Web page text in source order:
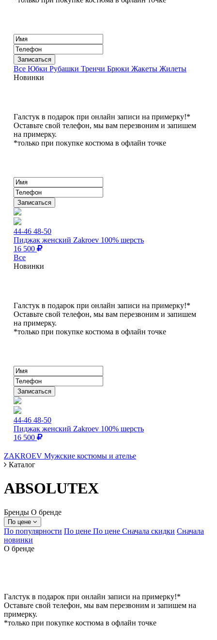
Все Юбки Рубашки Тренчи Брюки Жакеты Жилеты
Новинки
Галстук в подарок при онлайн записи на примерку!*
Оставьте свой телефон, мы вам перезвоним и запишем
на примерку.
*только при покупке костюма в офлайн точке
44-46 48-50
Пиджак женский Zakroev 100% шерсть
16 500
Все
Новинки
Галстук в подарок при онлайн записи на примерку!*
Оставьте свой телефон, мы вам перезвоним и запишем
на примерку.
*только при покупке костюма в офлайн точке
44-46 48-50
Пиджак женский Zakroev 100% шерсть
16 500
ZAKROEV Мужские костюмы и ателье
Каталог
ABSOLUTEX
Бренды О бренде
По цене
По популярности По цене По цене Сначала скидки Сначала
новинки
О бренде
Галстук в подарок при онлайн записи на примерку!*
Оставьте свой телефон, мы вам перезвоним и запишем на
примерку.
*только при покупке костюма в офлайн точке